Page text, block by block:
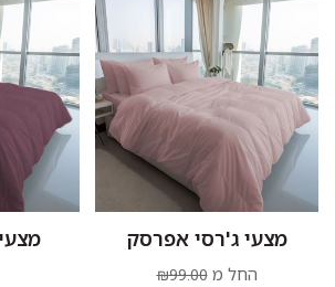
מצעי ג'רסי אפרסק
החל מ ₪99.00